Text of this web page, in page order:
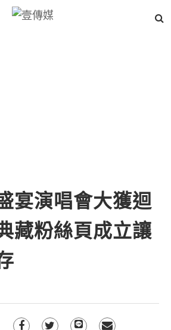
宴演唱會大獲迴
粉絲頁成立讓